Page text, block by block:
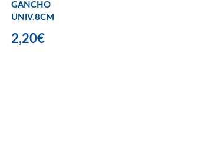
GANCHO
UNIV.8CM
2,20€